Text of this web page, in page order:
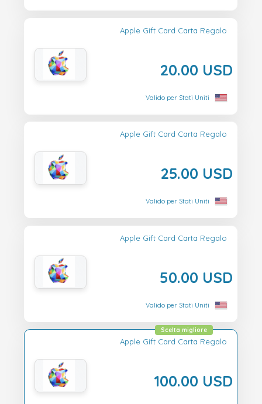
Apple Gift Card Carta Regalo
20.00 USD
Valido per Stati Uniti
Apple Gift Card Carta Regalo
25.00 USD
Valido per Stati Uniti
Apple Gift Card Carta Regalo
50.00 USD
Valido per Stati Uniti
Apple Gift Card Carta Regalo
100.00 USD
Scelta migliore